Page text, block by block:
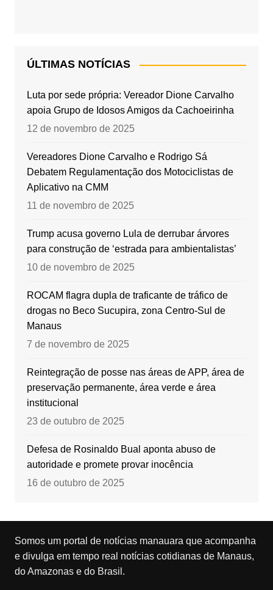
ÚLTIMAS NOTÍCIAS
Luta por sede própria: Vereador Dione Carvalho
apoia Grupo de Idosos Amigos da Cachoeirinha
12 de novembro de 2025
Vereadores Dione Carvalho e Rodrigo Sá
Debatem Regulamentação dos Motociclistas de
Aplicativo na CMM
11 de novembro de 2025
Trump acusa governo Lula de derrubar árvores
para construção de ‘estrada para ambientalistas’
10 de novembro de 2025
ROCAM flagra dupla de traficante de tráfico de
drogas no Beco Sucupira, zona Centro-Sul de
Manaus
7 de novembro de 2025
Reintegração de posse nas áreas de APP, área de
preservação permanente, área verde e área
institucional
23 de outubro de 2025
Defesa de Rosinaldo Bual aponta abuso de
autoridade e promete provar inocência
16 de outubro de 2025
Somos um portal de notícias manauara que acompanha
e divulga em tempo real notícias cotidianas de Manaus,
do Amazonas e do Brasil.